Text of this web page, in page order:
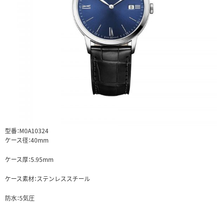
型番：M0A10324
ケース径：40mm
ケース厚：5.95mm
ケース素材：ステンレススチール
防水：5気圧